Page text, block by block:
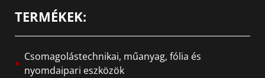
TERMÉKEK:
Csomagolástechnikai, műanyag, fólia és
nyomdaipari eszközök